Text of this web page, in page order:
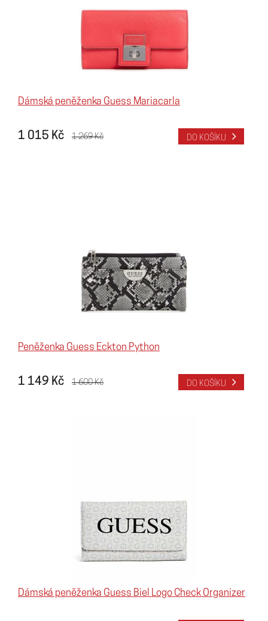
Dámská peněženka Guess Mariacarla
1 015 Kč 1 269 Kč DO KOŠÍKU
Peněženka Guess Eckton Python
1 149 Kč 1 600 Kč DO KOŠÍKU
Dámská peněženka Guess Biel Logo Check Organizer